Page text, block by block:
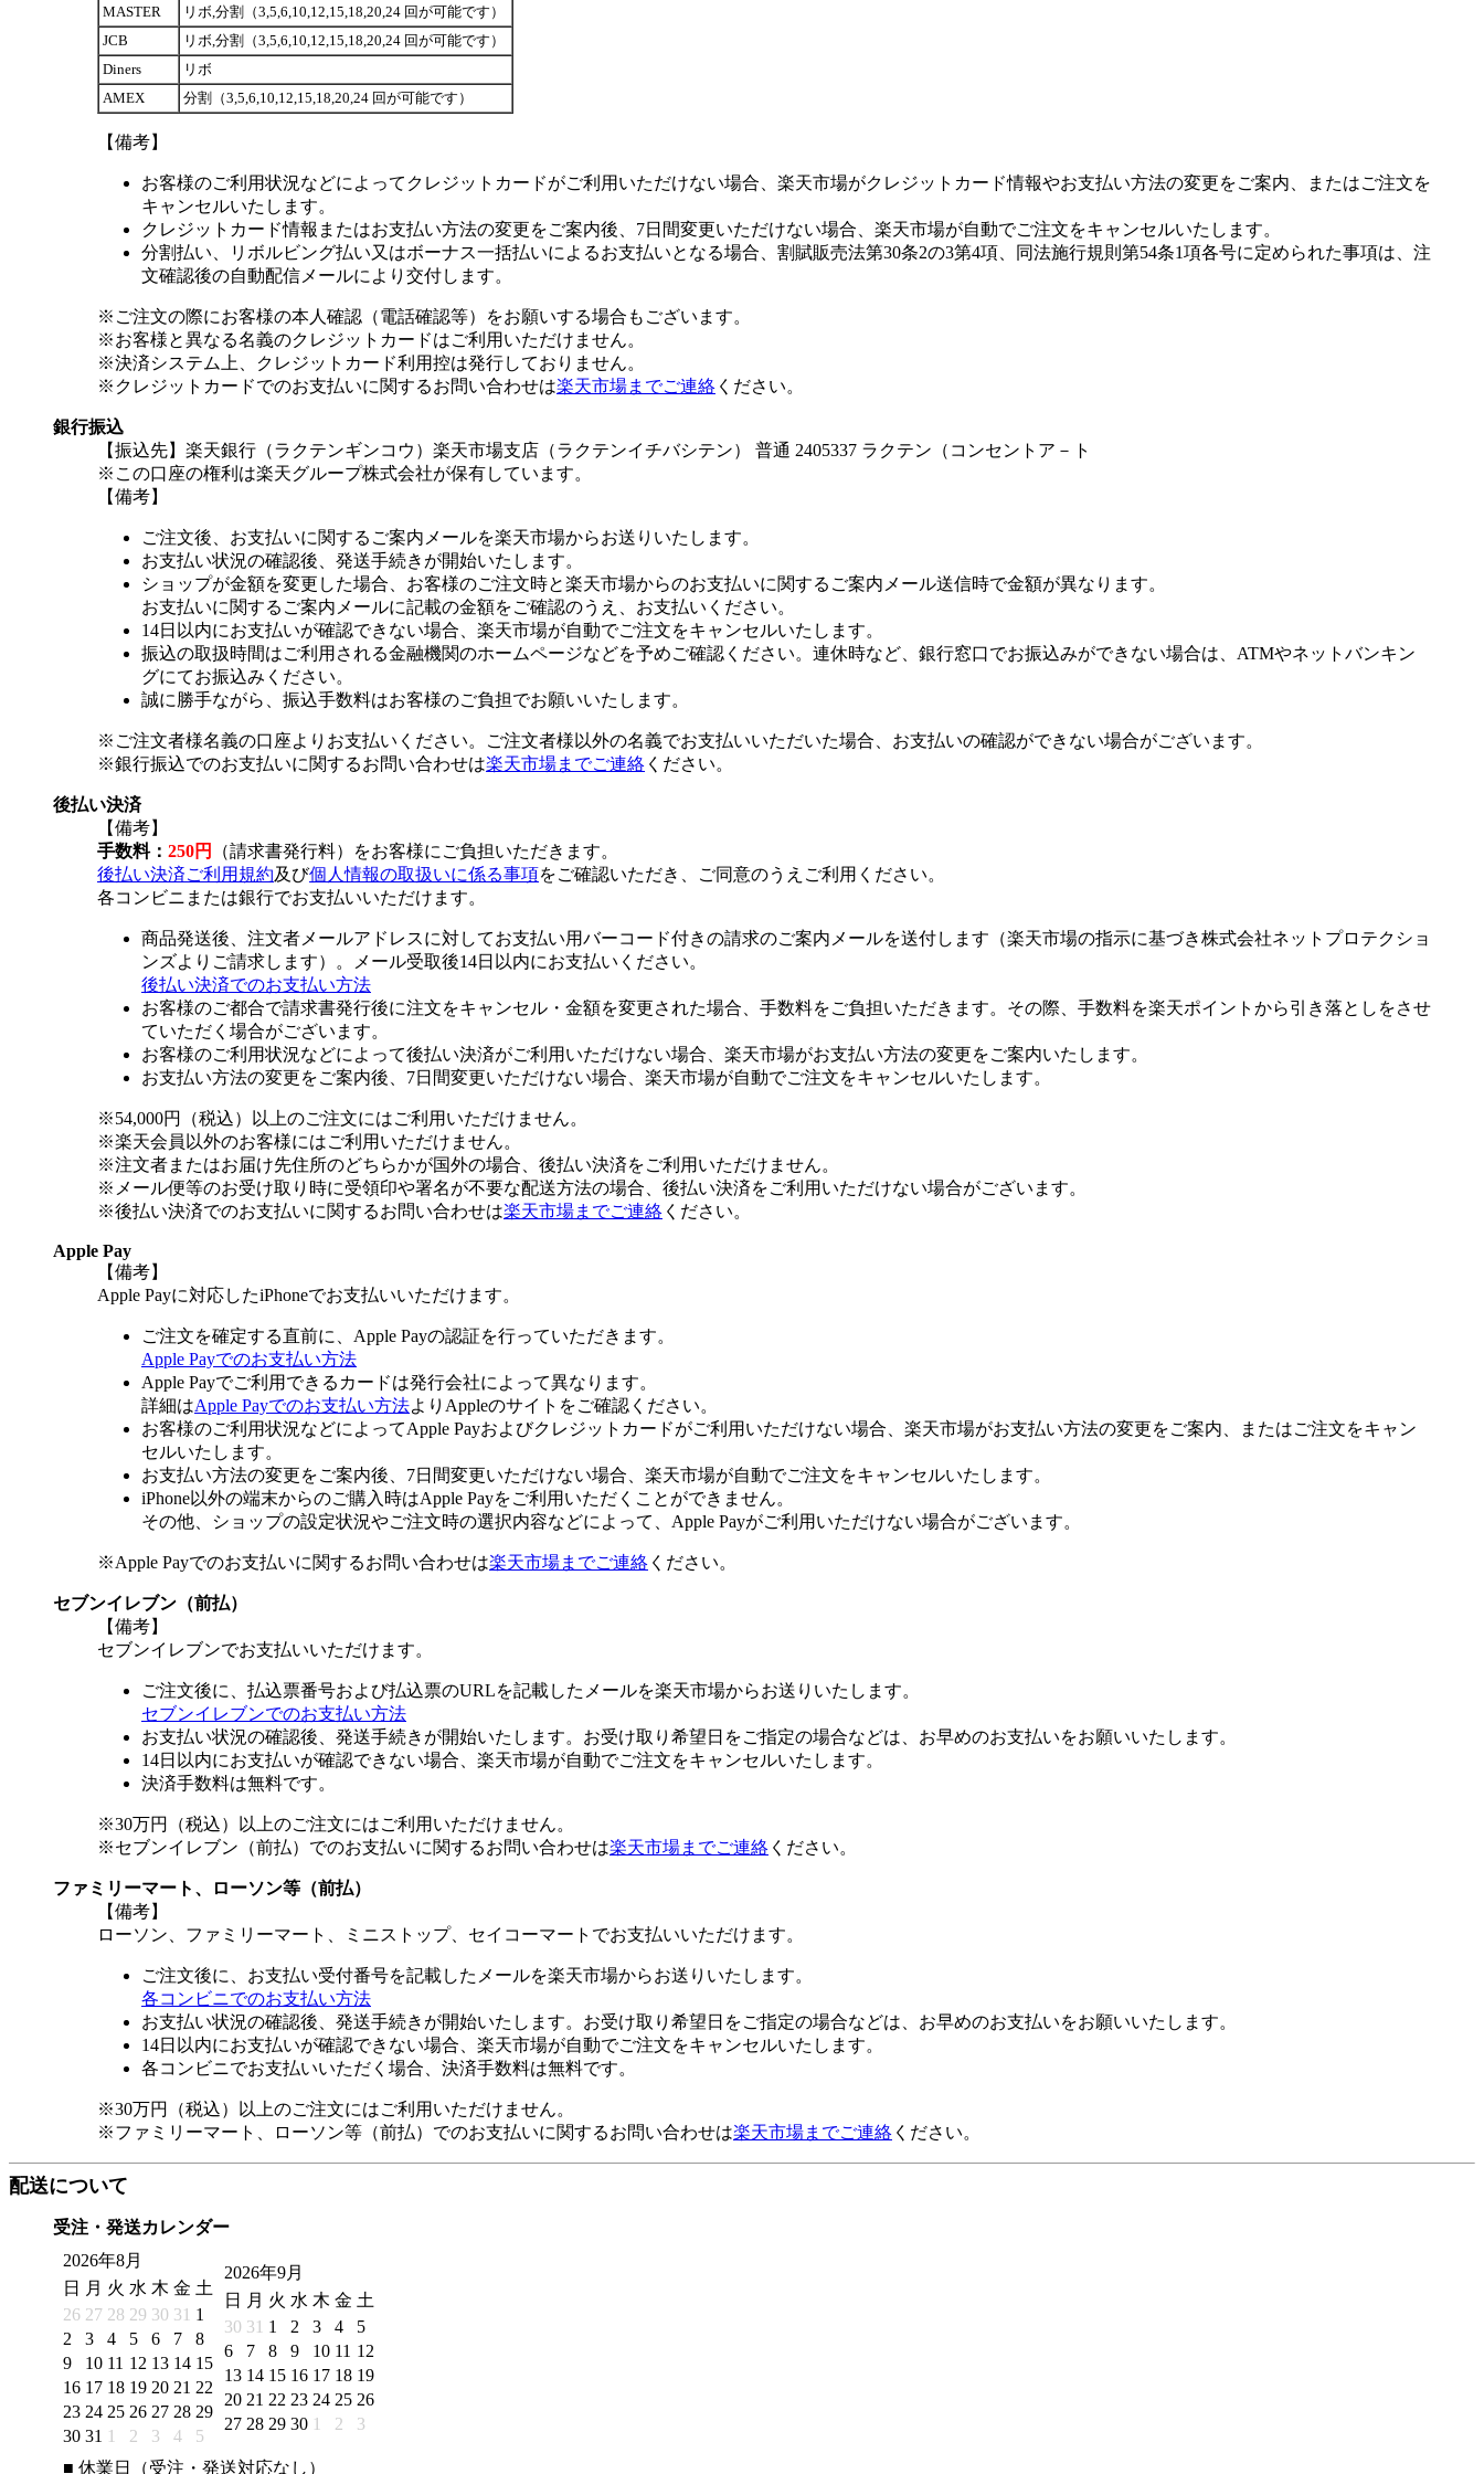
MASTER
リボ,分割（3,5,6,10,12,15,18,20,24 回が可能です）
JCB
リボ,分割（3,5,6,10,12,15,18,20,24 回が可能です）
Diners
リボ
AMEX
分割（3,5,6,10,12,15,18,20,24 回が可能です）
【備考】
お客様のご利用状況などによってクレジットカードがご利用いただけない場合、楽天市場がクレジットカード情報やお支払い方法の変更をご案内、またはご注文を
キャンセルいたします。
クレジットカード情報またはお支払い方法の変更をご案内後、7日間変更いただけない場合、楽天市場が自動でご注文をキャンセルいたします。
分割払い、リボルビング払い又はボーナス一括払いによるお支払いとなる場合、割賦販売法第30条2の3第4項、同法施行規則第54条1項各号に定められた事項は、注
文確認後の自動配信メールにより交付します。
※ご注文の際にお客様の本人確認（電話確認等）をお願いする場合もございます。
※お客様と異なる名義のクレジットカードはご利用いただけません。
※決済システム上、クレジットカード利用控は発行しておりません。
※クレジットカードでのお支払いに関するお問い合わせは楽天市場までご連絡 ください。
銀行振込
【振込先】楽天銀行（ラクテンギンコウ）楽天市場支店（ラクテンイチバシテン） 普通 2405337 ラクテン（コンセントア－ト
※この口座の権利は楽天グループ株式会社が保有しています。
【備考】
ご注文後、お支払いに関するご案内メールを楽天市場からお送りいたします。
お支払い状況の確認後、発送手続きが開始いたします。
ショップが金額を変更した場合、お客様のご注文時と楽天市場からのお支払いに関するご案内メール送信時で金額が異なります。
お支払いに関するご案内メールに記載の金額をご確認のうえ、お支払いください。
14日以内にお支払いが確認できない場合、楽天市場が自動でご注文をキャンセルいたします。
振込の取扱時間はご利用される金融機関のホームページなどを予めご確認ください。連休時など、銀行窓口でお振込みができない場合は、ATMやネットバンキン
グにてお振込みください。
誠に勝手ながら、振込手数料はお客様のご負担でお願いいたします。
※ご注文者様名義の口座よりお支払いください。ご注文者様以外の名義でお支払いいただいた場合、お支払いの確認ができない場合がございます。
※銀行振込でのお支払いに関するお問い合わせは楽天市場までご連絡 ください。
後払い決済
【備考】
手数料： 250円
（請求書発行料）をお客様にご負担いただきます。
後払い決済ご利用規約及び個人情報の取扱いに係る事項をご確認いただき、ご同意のうえご利用ください。
各コンビニまたは銀行でお支払いいただけます。
商品発送後、注文者メールアドレスに対してお支払い用バーコード付きの請求のご案内メールを送付します（楽天市場の指示に基づき株式会社ネットプロテクショ
ンズよりご請求します）。メール受取後14日以内にお支払いください。
後払い決済でのお支払い方法
お客様のご都合で請求書発行後に注文をキャンセル・金額を変更された場合、手数料をご負担いただきます。その際、手数料を楽天ポイントから引き落としをさせ
ていただく場合がございます。
お客様のご利用状況などによって後払い決済がご利用いただけない場合、楽天市場がお支払い方法の変更をご案内いたします。
お支払い方法の変更をご案内後、7日間変更いただけない場合、楽天市場が自動でご注文をキャンセルいたします。
※54,000円（税込）以上のご注文にはご利用いただけません。
※楽天会員以外のお客様にはご利用いただけません。
※注文者またはお届け先住所のどちらかが国外の場合、後払い決済をご利用いただけません。
※メール便等のお受け取り時に受領印や署名が不要な配送方法の場合、後払い決済をご利用いただけない場合がございます。
※後払い決済でのお支払いに関するお問い合わせは楽天市場までご連絡 ください。
Apple Pay
【備考】
Apple Payに対応したiPhoneでお支払いいただけます。
ご注文を確定する直前に、Apple Payの認証を行っていただきます。
Apple Payでのお支払い方法
Apple Payでご利用できるカードは発行会社によって異なります。
詳細はApple Payでのお支払い方法よりAppleのサイトをご確認ください。
お客様のご利用状況などによってApple Payおよびクレジットカードがご利用いただけない場合、楽天市場がお支払い方法の変更をご案内、またはご注文をキャン
セルいたします。
お支払い方法の変更をご案内後、7日間変更いただけない場合、楽天市場が自動でご注文をキャンセルいたします。
iPhone以外の端末からのご購入時はApple Payをご利用いただくことができません。
その他、ショップの設定状況やご注文時の選択内容などによって、Apple Payがご利用いただけない場合がございます。
※Apple Payでのお支払いに関するお問い合わせは楽天市場までご連絡 ください。
セブンイレブン（前払）
【備考】
セブンイレブンでお支払いいただけます。
ご注文後に、払込票番号および払込票のURLを記載したメールを楽天市場からお送りいたします。
セブンイレブンでのお支払い方法
お支払い状況の確認後、発送手続きが開始いたします。お受け取り希望日をご指定の場合などは、お早めのお支払いをお願いいたします。
14日以内にお支払いが確認できない場合、楽天市場が自動でご注文をキャンセルいたします。
決済手数料は無料です。
※30万円（税込）以上のご注文にはご利用いただけません。
※セブンイレブン（前払）でのお支払いに関するお問い合わせは楽天市場までご連絡 ください。
ファミリーマート、ローソン等（前払）
【備考】
ローソン、ファミリーマート、ミニストップ、セイコーマートでお支払いいただけます。
ご注文後に、お支払い受付番号を記載したメールを楽天市場からお送りいたします。
各コンビニでのお支払い方法
お支払い状況の確認後、発送手続きが開始いたします。お受け取り希望日をご指定の場合などは、お早めのお支払いをお願いいたします。
14日以内にお支払いが確認できない場合、楽天市場が自動でご注文をキャンセルいたします。
各コンビニでお支払いいただく場合、決済手数料は無料です。
※30万円（税込）以上のご注文にはご利用いただけません。
※ファミリーマート、ローソン等（前払）でのお支払いに関するお問い合わせは楽天市場までご連絡 ください。
配送について
受注・発送カレンダー
2026年8月
日
月 火 水 木 金 土
26 27 28 29 30 31 1
2
3 4 5 6 7
8
9
10 11 12 13 14 15
16 17 18 19 20 21 22
23 24 25 26 27 28 29
30 31 1 2 3 4 5
2026年9月
日
月 火 水 木 金 土
30 31 1 2 3 4
5
6
7 8 9 10 11 12
13 14 15 16 17 18 19
20 21 22 23 24 25 26
27 28 29 30 1 2 3
■ 休業日（受注・発送対応なし）